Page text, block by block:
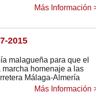
Más Información
2015
malagueña para que el
homenaje a las
Málaga-Almería
Más Información